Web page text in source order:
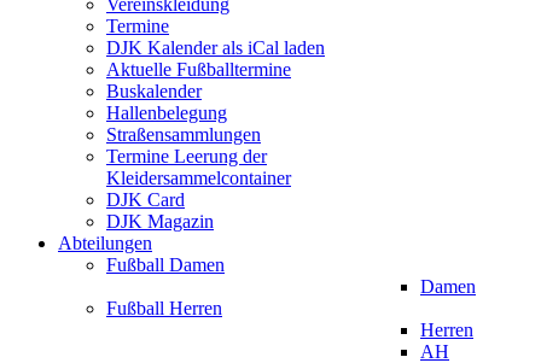
Vereinskleidung
Termine
DJK Kalender als iCal laden
Aktuelle Fußballtermine
Buskalender
Hallenbelegung
Straßensammlungen
Termine Leerung der
Kleidersammelcontainer
DJK Card
DJK Magazin
Abteilungen
Fußball Damen
Damen
Fußball Herren
Herren
AH